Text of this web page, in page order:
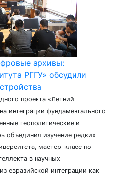
архивы:
РГГУ» обсудили
проекта «Летний
интеграции фундаментального
геополитические и
объединил изучение редких
мастер-класс по
в научных
евразийской интеграции как